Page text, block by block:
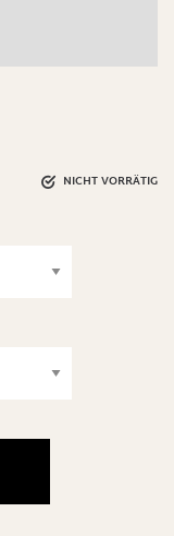
NICHT VORRÄTIG